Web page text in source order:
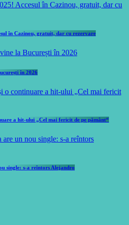
în Cazinou, gratuit, dar cu rezervare
în 2026
a hit-ului „Cel mai fericit de pe pământ“
single: s-a reîntors Alejandro